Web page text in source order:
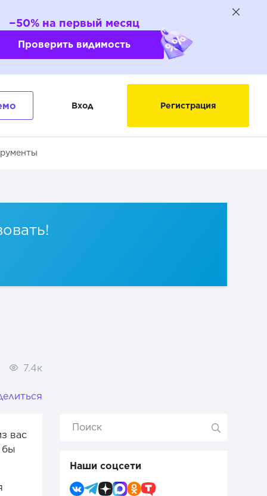
−50% на первый месяц
Проверить видимость
Вход Регистрация
7.4к
вас
бы
Наши соцсети